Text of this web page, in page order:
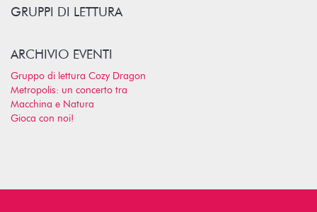
GRUPPI DI LETTURA
ARCHIVIO EVENTI
Gruppo di lettura Cozy Dragon
Metropolis: un concerto tra
Macchina e Natura
Gioca con noi!